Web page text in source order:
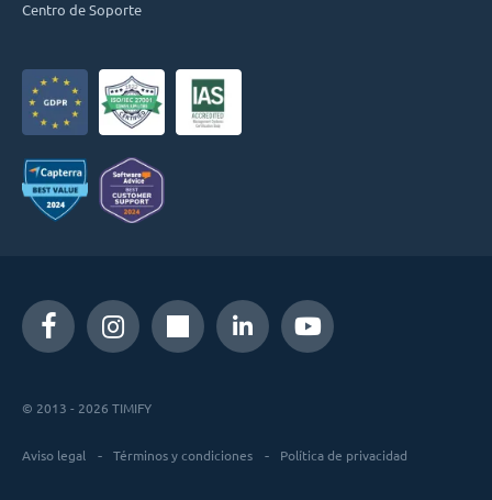
Centro de Soporte
© 2013 - 2026 TIMIFY
Aviso legal Términos y condiciones Política de privacidad